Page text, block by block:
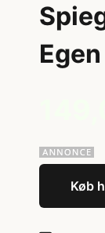
Køb